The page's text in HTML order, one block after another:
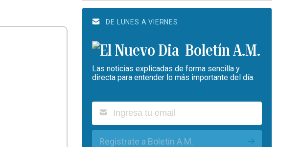
DE LUNES A VIERNES
Boletín A.M.
Las noticias explicadas de forma sencilla y
directa para entender lo más importante del día.
Regístrate a Boletín A.M.